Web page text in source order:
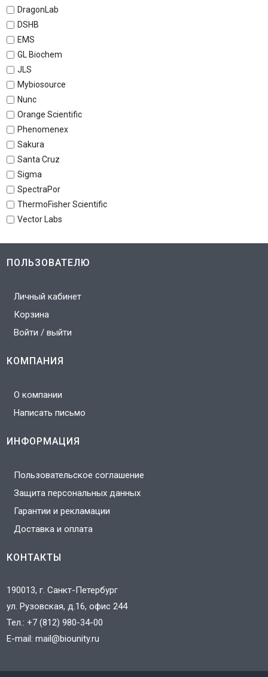
DragonLab
DSHB
EMS
GL Biochem
JLS
Mybiosource
Nunc
Orange Scientific
Phenomenex
Sakura
Santa Cruz
Sigma
SpectraPor
ThermoFisher Scientific
Vector Labs
ПОЛЬЗОВАТЕЛЮ
Личный кабинет
Корзина
Войти / выйти
КОМПАНИЯ
О компании
Написать письмо
ИНФОРМАЦИЯ
Пользовательское соглашение
Защита персональных данных
Гарантии и рекламации
Доставка и оплата
КОНТАКТЫ
190013, г. Санкт-Петербург
ул. Рузовская, д.16, офис 244
Тел.:+7 (812) 980-34-00
E-mail:mail@biounity.ru